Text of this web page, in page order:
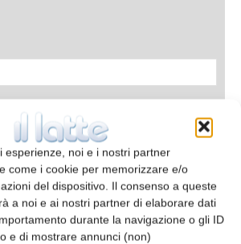
esperienze, noi e i nostri partner
come i cookie per memorizzare e/o
del dispositivo. Il consenso a queste
a noi e ai nostri partner di elaborare dati
durante la navigazione o gli ID
e di mostrare annunci (non)